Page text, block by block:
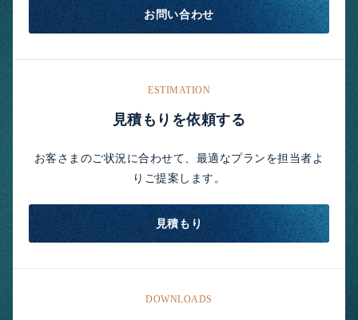
お問い合わせ
ESTIMATION
見積もりを依頼する
お客さまのご状況に合わせて、最適なプランを担当者よ
りご提案します。
見積もり
DOWNLOADS